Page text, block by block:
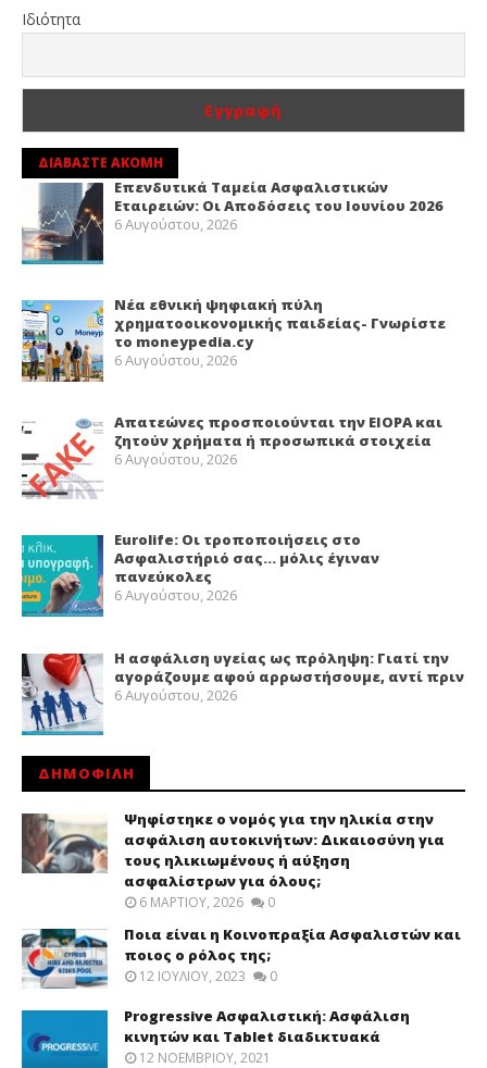
Ιδιότητα
ΔΙΑΒΑΣΤΕ ΑΚΟΜΗ
Επενδυτικά Ταμεία Ασφαλιστικών
Εταιρειών: Οι Αποδόσεις του Ιουνίου 2026
6 Αυγούστου, 2026
Νέα εθνική ψηφιακή πύλη
χρηματοοικονομικής παιδείας- Γνωρίστε
το moneypedia.cy
6 Αυγούστου, 2026
Απατεώνες προσποιούνται την EIOPA και
ζητούν χρήματα ή προσωπικά στοιχεία
6 Αυγούστου, 2026
Eurolife: Οι τροποποιήσεις στο
Ασφαλιστήριό σας… μόλις έγιναν
πανεύκολες
6 Αυγούστου, 2026
Η ασφάλιση υγείας ως πρόληψη: Γιατί την
αγοράζουμε αφού αρρωστήσουμε, αντί πριν
6 Αυγούστου, 2026
ΔΗΜΟΦΙΛΗ
Ψηφίστηκε ο νομός για την ηλικία στην
ασφάλιση αυτοκινήτων: Δικαιοσύνη για
τους ηλικιωμένους ή αύξηση
ασφαλίστρων για όλους;
6 ΜΑΡΤΊΟΥ, 2026 0
Ποια είναι η Κοινοπραξία Ασφαλιστών και
ποιος ο ρόλος της;
12 ΙΟΥΛΊΟΥ, 2023 0
Progressive Ασφαλιστική: Ασφάλιση
κινητών και Tablet διαδικτυακά
12 ΝΟΕΜΒΡΊΟΥ, 2021